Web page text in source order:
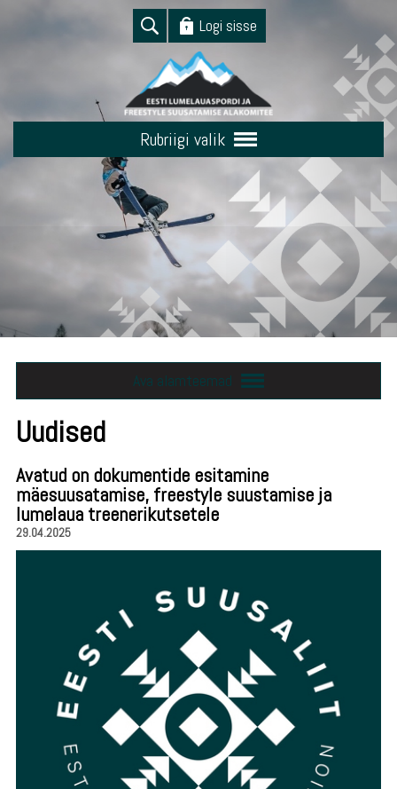
Logi sisse
Rubriigi valik
Ava alamteemad
Uudised
Avatud on dokumentide esitamine
mäesuusatamise, freestyle suustamise ja
lumelaua treenerikutsetele
29.04.2025